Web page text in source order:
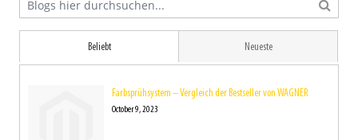
Beliebt
Farbsprühsystem – Vergleich der Bestseller von WAGNER
October 9, 2023
Neueste